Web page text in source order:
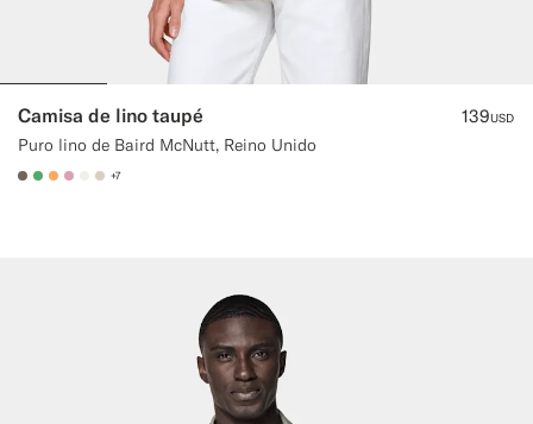
Camisa de lino taupé
Puro lino de Baird McNutt, Reino Unido
139USD
#706559
#50AA6A
#F9AA62
#DAA1B6
#F1EFE8
#D7D1C3
+7